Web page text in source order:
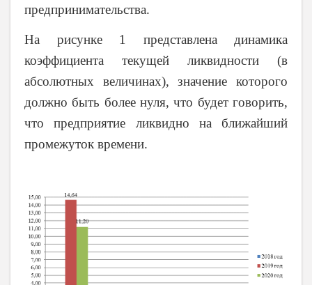
предпринимательства.
На рисунке 1 представлена динамика
коэффициента текущей ликвидности (в
абсолютных величинах), значение которого
должно быть более нуля, что будет говорить,
что предприятие ликвидно на ближайший
промежуток времени.